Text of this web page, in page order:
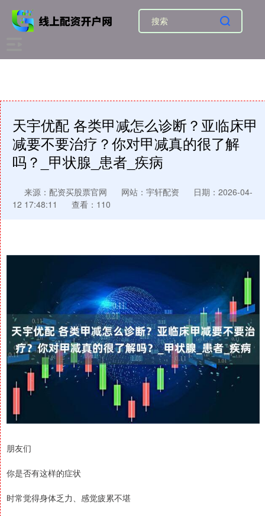
天宇优配 各类甲减怎么诊断？亚临床甲
减要不要治疗？你对甲减真的很了解
吗？_甲状腺_患者_疾病
来源：配资买股票官网 网站：宇轩配资
日期：2026-04-
12 17:48:11
查看：110
朋友们
你是否有这样的症状
时常觉得身体乏力、感觉疲累不堪